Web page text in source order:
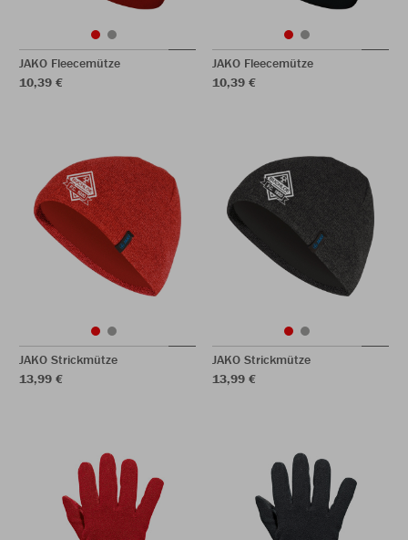
JAKO Fleecemütze
10,39 €
JAKO Fleecemütze
10,39 €
JAKO Strickmütze
13,99 €
JAKO Strickmütze
13,99 €